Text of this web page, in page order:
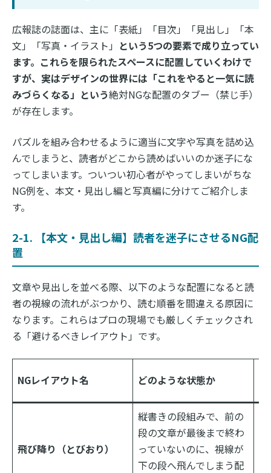
広報誌の誌面は、主に「表紙」「目次」「見出し」「本
文」「写真・イラスト」 という5つの要素で成り立ってい
ます。これらを限られたスペースに配置していくわけで
すが、実はデザインの世界には「これをやると一気に読
みづらくなる」という絶対NGな配置のタブー（禁じ手）
が存在します。
パズルを組み合わせるように適当に文字や写真を詰め込
んでしまうと、読者がどこから読めばいいのか迷子にな
ってしまいます。ついつい初心者がやってしまいがちな
NG例を、本文・見出し編と写真編に分けてご紹介しま
す。
2-1. 【本文・見出し編】読者を迷子にさせるNG配
置
文章や見出しを並べる際、以下のような配置になると読
者の視線の流れがぶつかり、読む順番を間違える原因に
なります。これらはプロの現場でも厳しくチェックされ
る「避けるべきレイアウト」です。
NGレイアウト名 どのような状態か
飛び降り（とびおり）
縦書きの段組みで、前の
段の文章が最後まで終わ
っていないのに、視線が
下の段へ飛んでしまう配